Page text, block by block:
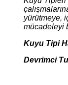
yürütmeye,
mücadeleyi
Kuyu Tipi
Devrimci